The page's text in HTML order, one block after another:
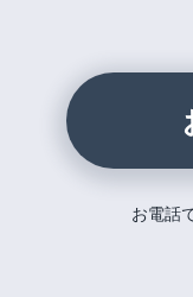
お電話